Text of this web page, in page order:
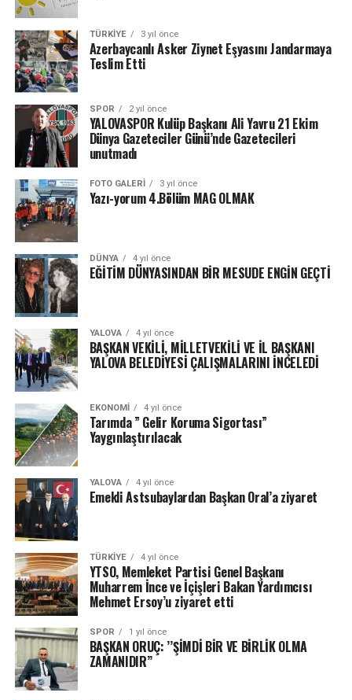
TÜRKIYE 3 yıl önce
Azerbaycanlı Asker Ziynet Eşyasını Jandarmaya
Teslim Etti
SPOR 2 yıl önce
YALOVASPOR Kulüp Başkanı Ali Yavru 21 Ekim
Dünya Gazeteciler Günü’nde Gazetecileri
unutmadı
FOTO GALERI 3 yıl önce
Yazı-yorum 4.Bölüm MAG OLMAK
DÜNYA 4 yıl önce
EĞİTİM DÜNYASINDAN BİR MESUDE ENGİN GEÇTİ
YALOVA 4 yıl önce
BAŞKAN VEKİLİ, MİLLETVEKİLİ VE İL BAŞKANI
YALOVA BELEDİYESİ ÇALIŞMALARINI İNCELEDİ
EKONOMI 4 yıl önce
Tarımda ” Gelir Koruma Sigortası”
Yaygınlaştırılacak
YALOVA 4 yıl önce
Emekli Astsubaylardan Başkan Oral’a ziyaret
TÜRKIYE 4 yıl önce
YTSO, Memleket Partisi Genel Başkanı
Muharrem İnce ve İçişleri Bakan Yardımcısı
Mehmet Ersoy’u ziyaret etti
SPOR 1 yıl önce
BAŞKAN ORUÇ: ’’ŞİMDİ BİR VE BİRLİK OLMA
ZAMANIDIR’’